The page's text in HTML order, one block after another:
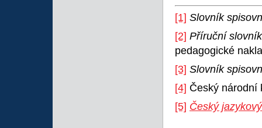
[1] Slovník
[2] Příruční
pedagogické
[3] Slovník
[4] Český národní
[5] Český